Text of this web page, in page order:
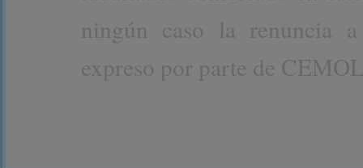
ningún caso la renuncia
expreso por parte de